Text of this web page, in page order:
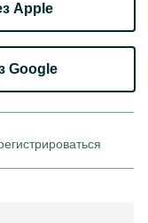
Apple
Google